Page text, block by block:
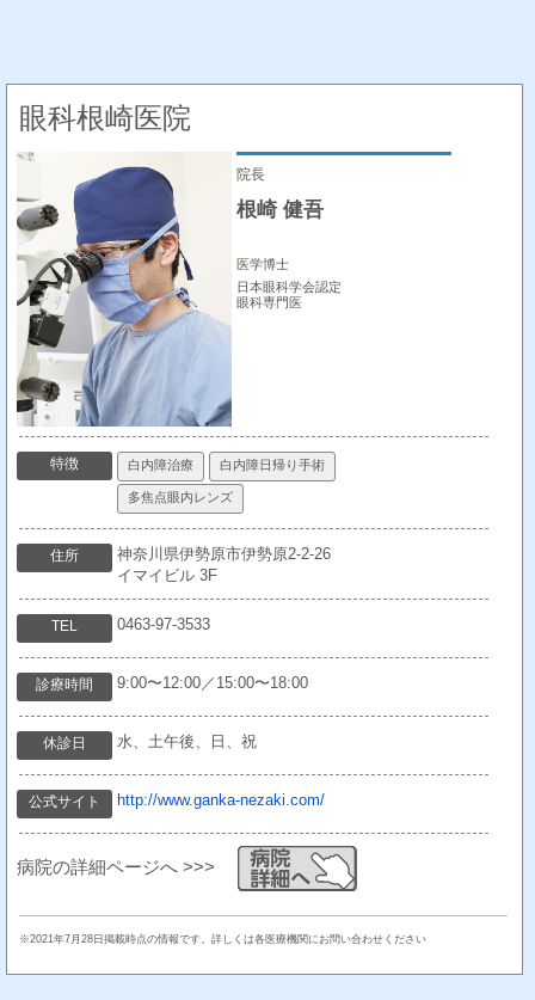
眼科根崎医院
院長
根崎 健吾
医学博士
日本眼科学会認定
眼科専門医
特徴 白内障治療 白内障日帰り手術
多焦点眼内レンズ
住所
神奈川県伊勢原市伊勢原2-2-26
イマイビル 3F
TEL 0463-97-3533
診療時間 9:00〜12:00／15:00〜18:00
休診日 水、土午後、日、祝
公式サイト http://www.ganka-nezaki.com/
病院の詳細ページへ >>>
※2021年7月28日掲載時点の情報です。詳しくは各医療機関にお問い合わせください